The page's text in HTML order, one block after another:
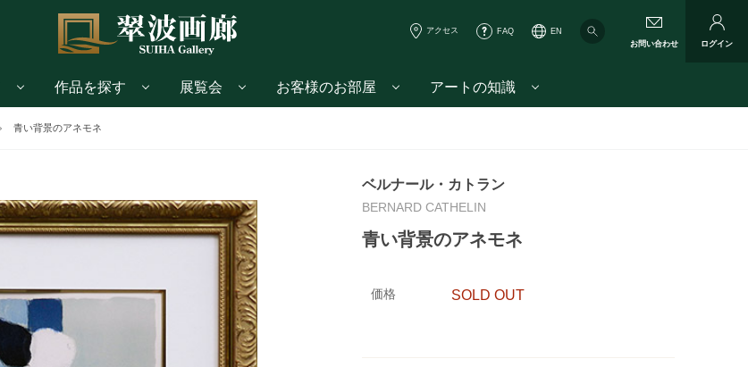
アクセス FAQ
EN
お問い合わせ
ログイン
作品を探す 展覧会 お客様のお部屋 アートの知識
青い背景のアネモネ
ベルナール・カトラン
BERNARD CATHELIN
青い背景のアネモネ
価格 SOLD OUT